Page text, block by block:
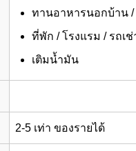
ทานอาหารนอกบ้าน /
ที่พัก / โรงแรม / รถเช่
เติมน้ำมัน
2-5 เท่า ของรายได้